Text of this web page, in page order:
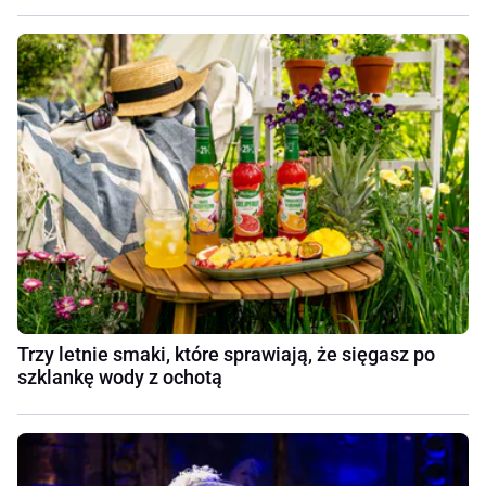
Trzy letnie smaki, które sprawiają, że sięgasz po
szklankę wody z ochotą